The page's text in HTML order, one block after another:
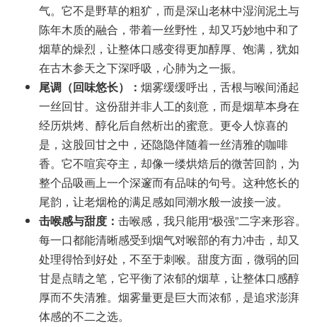
气。它不是野草的粗犷，而是深山老林中湿润泥土与
陈年木质的融合，带着一丝野性，却又巧妙地中和了
烟草的燥烈，让整体口感变得更加醇厚、饱满，犹如
在古木参天之下深呼吸，心肺为之一振。
尾调（回味悠长）： 烟雾缓缓呼出，舌根与喉间涌起
一丝回甘。这份甜并非人工的刻意，而是烟草本身在
经历烘烤、醇化后自然析出的蜜意。更令人惊喜的
是，这股回甘之中，还隐隐伴随着一丝清雅的咖啡
香。它不喧宾夺主，却像一缕烘焙后的微苦回韵，为
整个品吸画上一个深邃而有品味的句号。这种悠长的
尾韵，让老烟枪的满足感如同潮水般一波接一波。
击喉感与甜度： 击喉感，我只能用“极强”二字来形容。
每一口都能清晰感受到烟气对喉部的有力冲击，却又
处理得恰到好处，不至于刺喉。甜度方面，微弱的回
甘是点睛之笔，它平衡了浓郁的烟草，让整体口感醇
厚而不失清雅。烟雾量更是巨大而浓郁，是追求澎湃
体感的不二之选。